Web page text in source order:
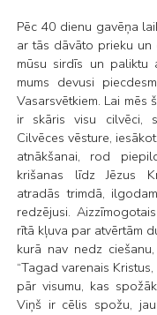
Pēc 40 dienu gavēņa
ar tās dāvāto prieku un
mūsu sirdīs un paliktu
mums devusi
Vasarsvētkiem. Lai mēs
ir skāris visu cilvēci,
Cilvēces vēsture,
atnākšanai, rod
krišanas līdz Jēzus
atradās trimdā,
redzējusi.
rītā kļuva par atvērtām
kurā nav nedz
“Tagad varenais
pār visumu, kas
Viņš ir cēlis spožu,